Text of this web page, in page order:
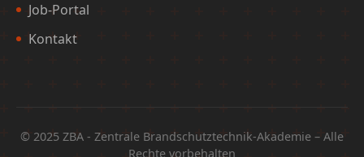
Job-Portal
Kontakt
© 2025 ZBA - Zentrale Brandschutztechnik-Akademie – Alle
Rechte vorbehalten